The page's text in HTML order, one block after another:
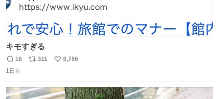
キモすぎる
返
信
16
リ
ト
311
い
数
8,786
1日前